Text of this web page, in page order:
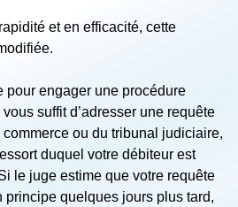
et en efficacité, cette
pour engager une procédure
suffit d’adresser une requête
ou du tribunal judiciaire,
duquel votre débiteur est
le juge estime que votre requête
principe quelques jours plus tard,